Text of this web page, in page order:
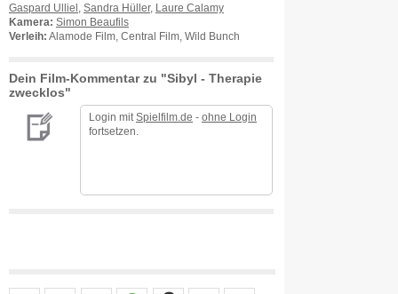
Gaspard Ulliel
Sandra Hüller,
Laure Calamy
Kamera: Simon Beaufils
Verleih: Alamode Film, Central Film, Wild Bunch
Dein Film-Kommentar zu "Sibyl - Therapie
zwecklos"
Login mit Spielfilm.de - ohne Login
fortsetzen.